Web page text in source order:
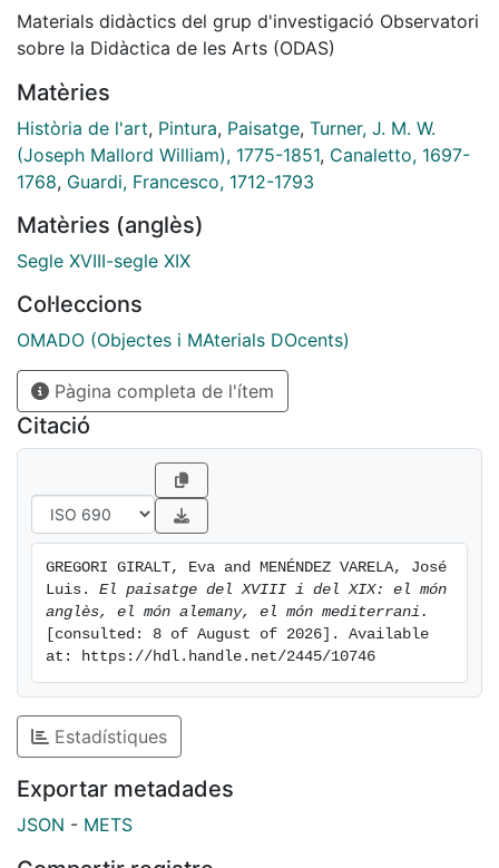
Materials didàctics del grup d'investigació Observatori
sobre la Didàctica de les Arts (ODAS)
Matèries
Història de l'art, Pintura, Paisatge, Turner, J. M. W.
(Joseph Mallord William), 1775-1851, Canaletto, 1697-
1768, Guardi, Francesco, 1712-1793
Matèries (anglès)
Segle XVIII-segle XIX
Col·leccions
OMADO (Objectes i MAterials DOcents)
Pàgina completa de l'ítem
Citació
GREGORI GIRALT, Eva and MENÉNDEZ VARELA, José
Luis. El paisatge del XVIII i del XIX: el món
anglès, el món alemany, el món mediterrani.
[consulted: 8 of August of 2026]. Available
at: https://hdl.handle.net/2445/10746
Estadístiques
Exportar metadades
JSON - METS